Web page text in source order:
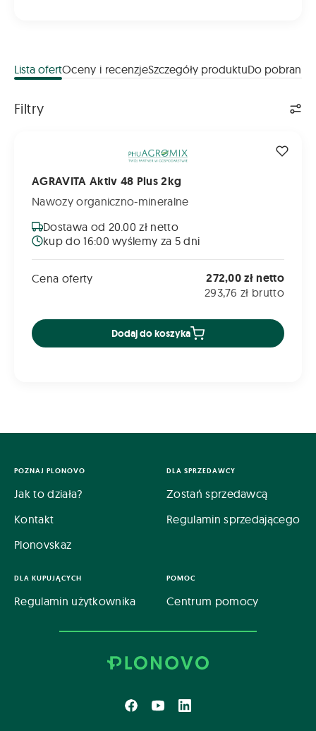
Lista ofertOceny i recenzjeSzczegóły produktuDo pobrania
Filtry
AGRAVITA Aktiv 48 Plus 2kg
Nawozy organiczno-mineralne
Dostawa od 20.00 zł netto
kup do 16:00 wyślemy za 5 dni
Cena oferty 272,00 zł netto
293,76 zł brutto
Dodaj do koszyka
POZNAJ PLONOVO
Jak to działa?
Kontakt
Plonovskaz
DLA SPRZEDAWCY
Zostań sprzedawcą
Regulamin sprzedającego
DLA KUPUJĄCYCH
Regulamin użytkownika
POMOC
Centrum pomocy